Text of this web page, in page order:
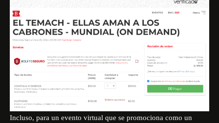
Incluso, para un evento virtual que se promociona como un